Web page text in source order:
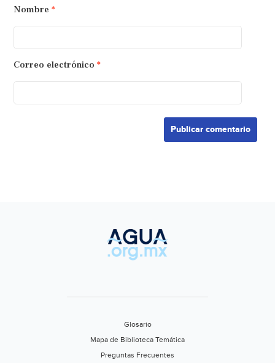
Nombre *
Correo electrónico *
Glosario
Mapa de Biblioteca Temática
Preguntas Frecuentes